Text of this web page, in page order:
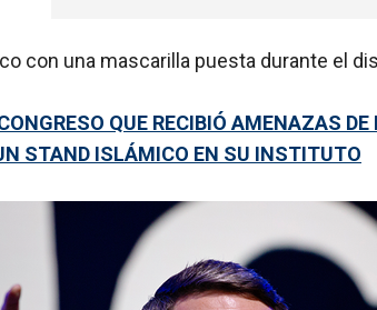
con una mascarilla puesta durante el
QUE RECIBIÓ AMENAZAS DE
STAND ISLÁMICO EN SU INSTITUTO